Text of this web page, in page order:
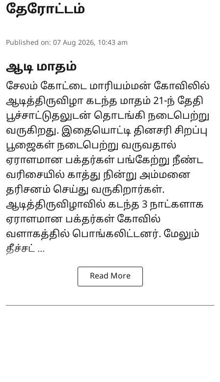
தேரோட்டம்
Published on: 07 Aug 2026, 10:43 am
ஆடி மாதம்
சேலம் கோட்டை மாரியம்மன் கோவிலில்
ஆடித்திருவிழா கடந்த மாதம் 21-ந் தேதி
பூச்சாட்டுதலுடன் தொடங்கி நடைபெற்று
வருகிறது. இதையொட்டி தினசரி சிறப்பு
பூஜைகள் நடைபெற்று வருவதால்
ஏராளமான பக்தர்கள் பங்கேற்று நீண்ட
வரிசையில் காத்து நின்று அம்மனை
தரிசனம் செய்து வருகிறார்கள்.
ஆடித்திருவிழாவில் கடந்த 3 நாட்களாக
ஏராளமான பக்தர்கள் கோவில்
வளாகத்தில் பொங்கலிட்டனர். மேலும்
தீச்சட் ...
Read More